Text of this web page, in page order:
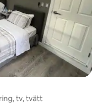
tv, tvätt